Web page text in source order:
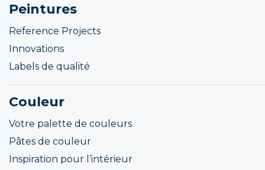
Peintures
Reference Projects
Innovations
Labels de qualité
Couleur
Votre palette de couleurs
Pâtes de couleur
Inspiration pour l’intérieur